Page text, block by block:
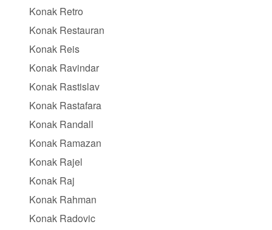
Konak Retro
Konak Restauran
Konak Reis
Konak Ravindar
Konak Rastislav
Konak Rastafara
Konak Randall
Konak Ramazan
Konak Rajel
Konak Raj
Konak Rahman
Konak Radovic